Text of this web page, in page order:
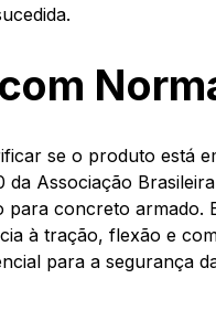
se o produto está
Associação
concreto armado.
à tração, flexão e
para a segurança